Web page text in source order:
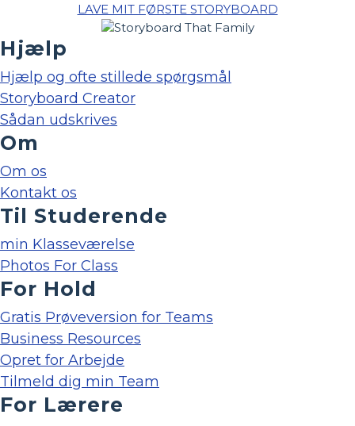
LAVE MIT FØRSTE STORYBOARD
Hjælp
Hjælp og ofte stillede spørgsmål
Storyboard Creator
Sådan udskrives
Om
Om os
Kontakt os
Til Studerende
min Klasseværelse
Photos For Class
For Hold
Gratis Prøveversion for Teams
Business Resources
Opret for Arbejde
Tilmeld dig min Team
For Lærere